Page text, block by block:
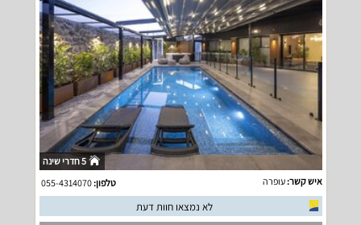
5 חדרי שינה
איש קשר:עופרה טלפון:055-4314070
לא נמצאו חוות דעת